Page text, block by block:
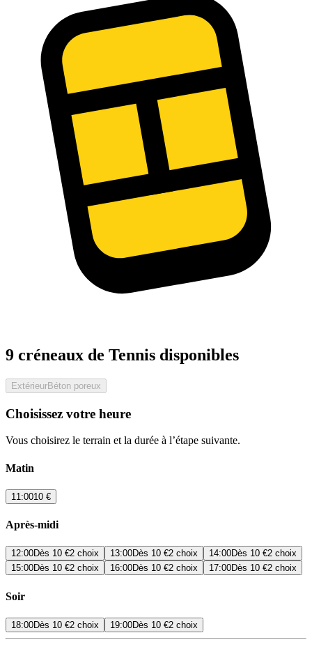
9 créneaux de Tennis disponibles
ExtérieurBéton poreux
Choisissez votre heure
Vous choisirez le terrain et la durée à l’étape suivante.
Matin
11:0010 €
Après-midi
12:00Dès 10 €2 choix 13:00Dès 10 €2 choix 14:00Dès 10 €2 choix
15:00Dès 10 €2 choix 16:00Dès 10 €2 choix 17:00Dès 10 €2 choix
Soir
18:00Dès 10 €2 choix 19:00Dès 10 €2 choix